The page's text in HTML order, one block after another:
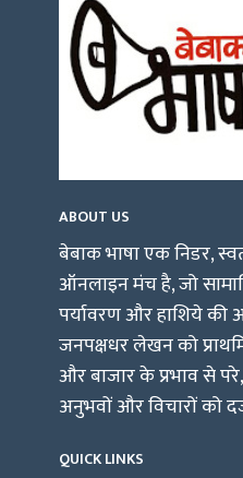
ABOUT US
बेबाक भाषा एक निडर,
ऑनलाइन मंच है, जो
पर्यावरण और हाशिये की
जनपक्षधर लेखन को
और बाजार के प्रभाव से
अनुभवों और विचारों को
QUICK LINKS